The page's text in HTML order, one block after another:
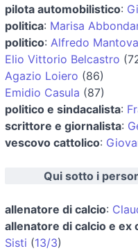
pilota automobilistico:
politica: Marisa
politico: Alfredo
Elio Vittorio Belcastro
Agazio Loiero (86)
Emidio Casula (87)
politico e sindacalista:
scrittore e giornalista:
vescovo cattolico:
Qui sotto i
allenatore di calcio:
allenatore di calcio e ex
Sisti (13/3)